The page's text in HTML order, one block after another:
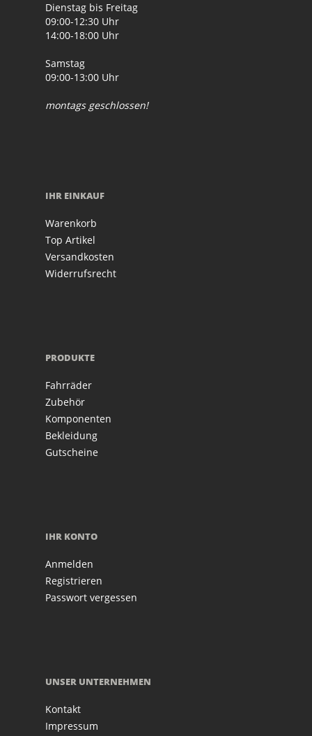
Dienstag bis Freitag
09:00-12:30 Uhr
14:00-18:00 Uhr
Samstag
09:00-13:00 Uhr
montags geschlossen!
IHR EINKAUF
Warenkorb
Top Artikel
Versandkosten
Widerrufsrecht
PRODUKTE
Fahrräder
Zubehör
Komponenten
Bekleidung
Gutscheine
IHR KONTO
Anmelden
Registrieren
Passwort vergessen
UNSER UNTERNEHMEN
Kontakt
Impressum